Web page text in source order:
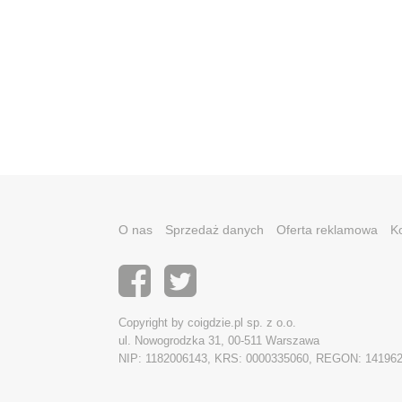
O nas Sprzedaż danych Oferta reklamowa
Copyright by coigdzie.pl sp. z o.o.
ul. Nowogrodzka 31, 00-511 Warszawa
NIP: 1182006143, KRS: 0000335060, REGON: